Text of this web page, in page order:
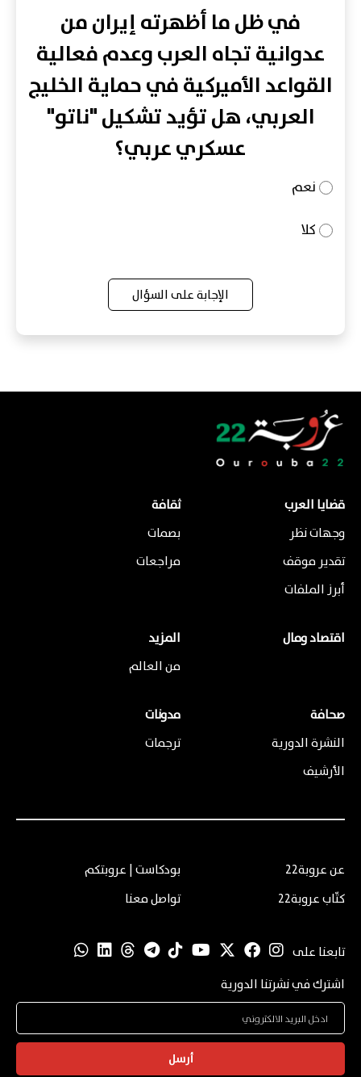
في ظل ما أظهرته إيران من
عدوانية تجاه العرب وعدم فعالية
القواعد الأميركية في حماية الخليج
العربي، هل تؤيد تشكيل "ناتو"
عسكري عربي؟
نعم
كلا
الإجابة على السؤال
قضايا العرب
وجهات نظر
تقدير موقف
أبرز الملفات
ثقافة
بصمات
مراجعات
اقتصاد ومال
المزيد
من العالم
صحافة
النشرة الدورية
الأرشيف
مدونات
ترجمات
عن عروبة22
كتّاب عروبة22
بودكاست | عروبتكم
تواصل معنا
تابعنا على
اشترك في نشرتنا الدورية
أرسل